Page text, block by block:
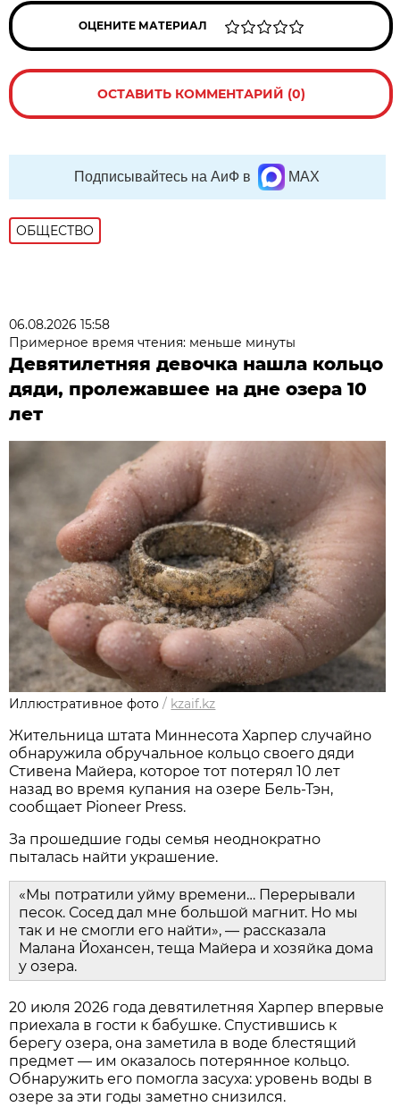
ОЦЕНИТЕ МАТЕРИАЛ
ОСТАВИТЬ КОММЕНТАРИЙ (0)
Подписывайтесь на АиФ в MAX
ОБЩЕСТВО
06.08.2026 15:58
Примерное время чтения: меньше минуты
Девятилетняя девочка нашла кольцо
дяди, пролежавшее на дне озера 10
лет
Иллюстративное фото / kzaif.kz
Жительница штата Миннесота Харпер случайно
обнаружила обручальное кольцо своего дяди
Стивена Майера, которое тот потерял 10 лет
назад во время купания на озере Бель-Тэн,
сообщает Pioneer Press.
За прошедшие годы семья неоднократно
пыталась найти украшение.
«Мы потратили уйму времени… Перерывали
песок. Сосед дал мне большой магнит. Но мы
так и не смогли его найти», — рассказала
Малана Йохансен, теща Майера и хозяйка дома
у озера.
20 июля 2026 года девятилетняя Харпер впервые
приехала в гости к бабушке. Спустившись к
берегу озера, она заметила в воде блестящий
предмет — им оказалось потерянное кольцо.
Обнаружить его помогла засуха: уровень воды в
озере за эти годы заметно снизился.